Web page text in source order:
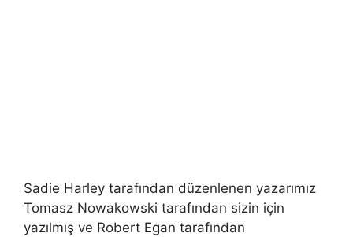
Sadie Harley tarafından düzenlenen yazarımız
Tomasz Nowakowski tarafından sizin için
yazılmış ve Robert Egan tarafından